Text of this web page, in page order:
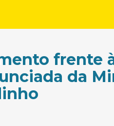
frente
da